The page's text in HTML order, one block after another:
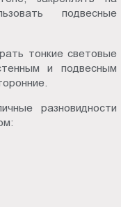
подвесные
тонкие световые
и подвесным
разновидности